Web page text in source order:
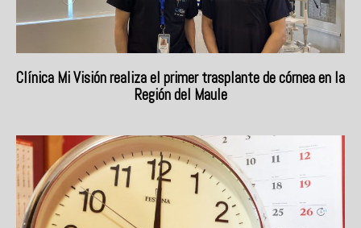
Clínica Mi Visión realiza el primer trasplante de córnea en la
Región del Maule